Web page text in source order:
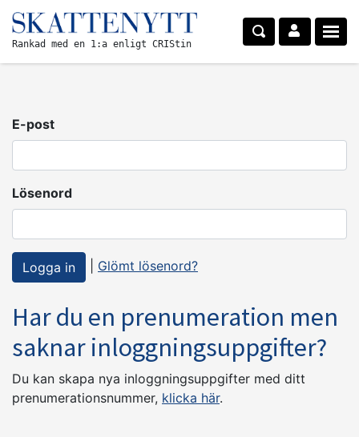
Rankad med en 1:a enligt CRIStin
E-post
Lösenord
Glömt lösenord?
Har du en prenumeration men
saknar inloggningsuppgifter?
Du kan skapa nya inloggningsuppgifter med ditt
prenumerationsnummer, klicka här.